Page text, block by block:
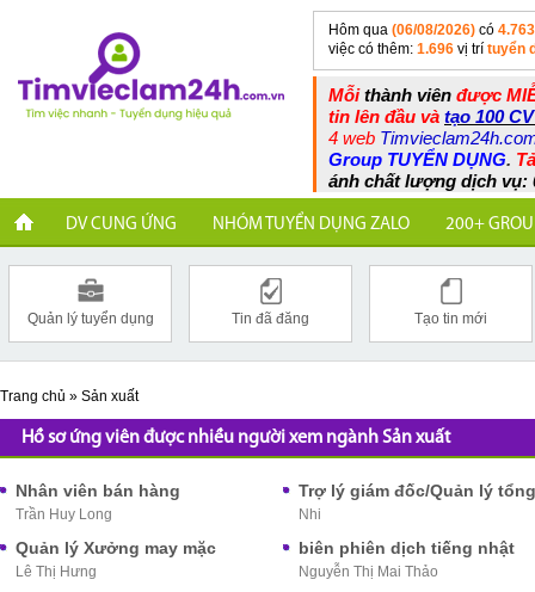
Hôm qua (06/08/2026) có 4.763
việc có thêm: 1.696 vị trí tuyển
Mỗithành viên được
tin lên đầu và tạo 100
4 web
Group TUYỂN DỤNG.
ánh chất lượng dịch vụ:
DV CUNG ỨNG NHÓM TUYỂN DỤNG ZALO 200+
Quản lý tuyển dụng Tin đã đăng Tạo tin mới
Trang chủ » Sản xuất
Hồ sơ ứng viên được nhiều người xem ngành Sản xuất
Nhân viên bán hàng
Trần Huy Long Nhi
Quản lý Xưởng may mặc
Lê Thị Hưng
biên phiên dịch tiếng nhật
Nguyễn Thị Mai Thảo